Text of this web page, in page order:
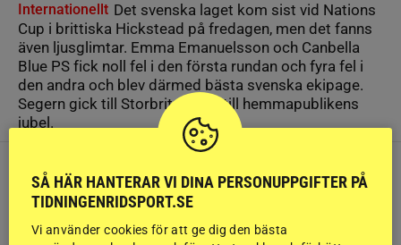
Internationellt Det svenska laget kom sist vid Nations
Cup i brittiska Hickstead på fredagen, men det fanns
även ljusglimtar. Emma Emanuelsson och Canbella
Blue PS fick noll fel i den första rundan och fyra fel i
den andra och blev därmed bästa svenska ekipage.
Segern gick till Storbritannien, till hemmapublikens
jubel.
SÅ HÄR HANTERAR VI DINA PERSONUPPGIFTER PÅ
TIDNINGENRIDSPORT.SE
Vi använder cookies för att ge dig den bästa